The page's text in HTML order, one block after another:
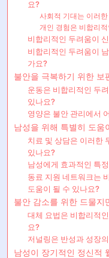
요?
사회적 기대는 이러
개인 경험은 비합리
비합리적인 두려움이
비합리적인 두려움이
가요?
불안을 극복하기 위한 보
운동은 비합리적인 두
있나요?
영양은 불안 관리에서
남성을 위해 특별히 도움
치료 및 상담은 이러한
있나요?
남성에게 효과적인 특
동료 지원 네트워크는
도움이 될 수 있나요?
불안 감소를 위한 드물지
대체 요법은 비합리적
요?
저널링은 반성과 성장
남성이 장기적인 정신적